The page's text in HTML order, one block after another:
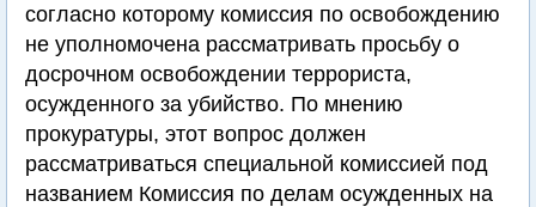
согласно которому комиссия по освобождению
не уполномочена рассматривать просьбу о
досрочном освобождении террориста,
осужденного за убийство. По мнению
прокуратуры, этот вопрос должен
рассматриваться специальной комиссией под
названием Комиссия по делам осужденных на